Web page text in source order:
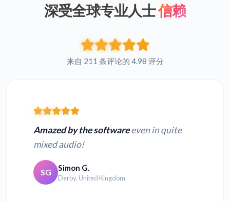
深受全球专业人士信赖
来自 211 条评论的 4.98 评分
Amazed by the softwareeven in quite
mixed audio!
SG Simon G.
Derby, United Kingdom